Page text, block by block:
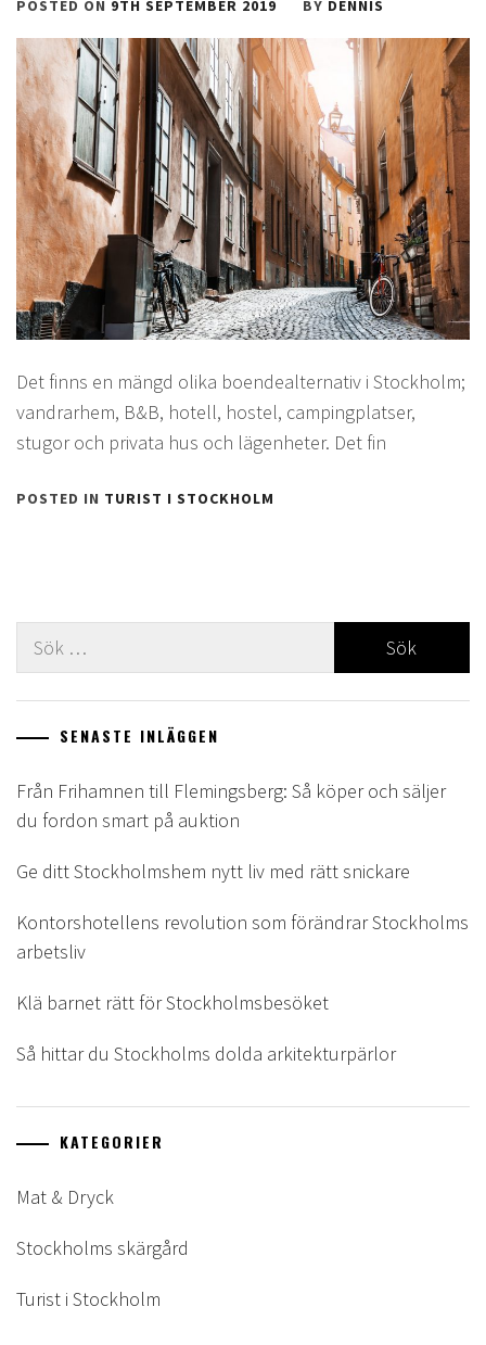
POSTED ON 9TH SEPTEMBER 2019 BY DENNIS
Det finns en mängd olika boendealternativ i Stockholm;
vandrarhem, B&B, hotell, hostel, campingplatser,
stugor och privata hus och lägenheter. Det fin
POSTED IN TURIST I STOCKHOLM
Sök
SENASTE INLÄGGEN
Från Frihamnen till Flemingsberg: Så köper och säljer
du fordon smart på auktion
Ge ditt Stockholmshem nytt liv med rätt snickare
Kontorshotellens revolution som förändrar Stockholms
arbetsliv
Klä barnet rätt för Stockholmsbesöket
Så hittar du Stockholms dolda arkitekturpärlor
KATEGORIER
Mat & Dryck
Stockholms skärgård
Turist i Stockholm